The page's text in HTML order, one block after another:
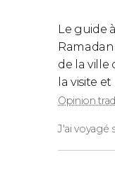
Le guide
de la ville
la visite
Opinion
J'ai voyagé